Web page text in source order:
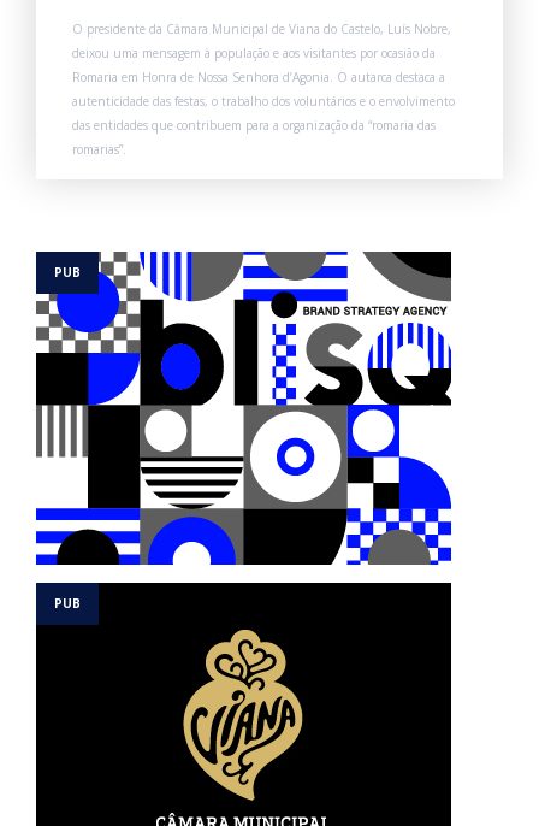
O presidente da Câmara Municipal de Viana do Castelo, Luís Nobre,
deixou uma mensagem à população e aos visitantes por ocasião da
Romaria em Honra de Nossa Senhora d’Agonia. O autarca destaca a
autenticidade das festas, o trabalho dos voluntários e o envolvimento
das entidades que contribuem para a organização da “romaria das
romarias”.